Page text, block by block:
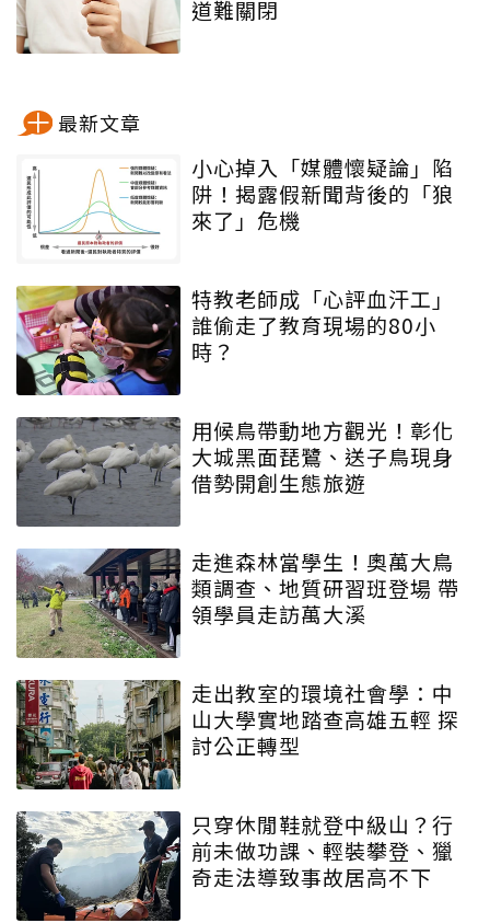
道難關閉
最新文章
小心掉入「媒體懷疑論」陷
阱！揭露假新聞背後的「狼
來了」危機
特教老師成「心評血汗工」
誰偷走了教育現場的80小
時？
用候鳥帶動地方觀光！彰化
大城黑面琵鷺、送子鳥現身
借勢開創生態旅遊
走進森林當學生！奧萬大鳥
類調查、地質研習班登場 帶
領學員走訪萬大溪
走出教室的環境社會學：中
山大學實地踏查高雄五輕 探
討公正轉型
只穿休閒鞋就登中級山？行
前未做功課、輕裝攀登、獵
奇走法導致事故居高不下